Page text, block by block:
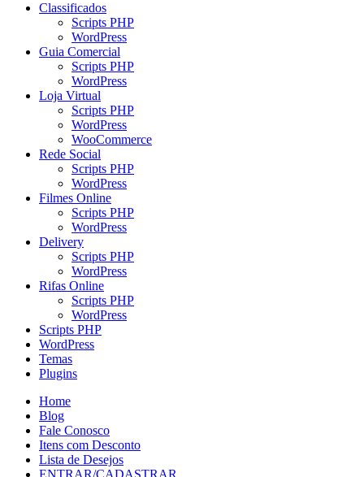
Classificados
Scripts PHP
WordPress
Guia Comercial
Scripts PHP
WordPress
Loja Virtual
Scripts PHP
WordPress
WooCommerce
Rede Social
Scripts PHP
WordPress
Filmes Online
Scripts PHP
WordPress
Delivery
Scripts PHP
WordPress
Rifas Online
Scripts PHP
WordPress
Scripts PHP
WordPress
Temas
Plugins
Home
Blog
Fale Conosco
Itens com Desconto
Lista de Desejos